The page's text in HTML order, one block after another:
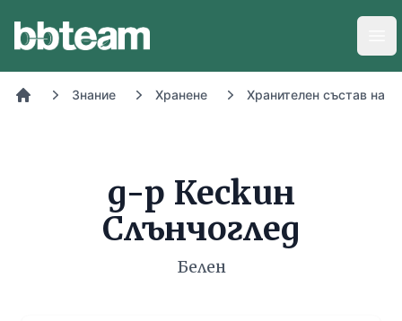
Знание Хранене Хранителен състав на
д-р Кескин
Слънчоглед
Белен